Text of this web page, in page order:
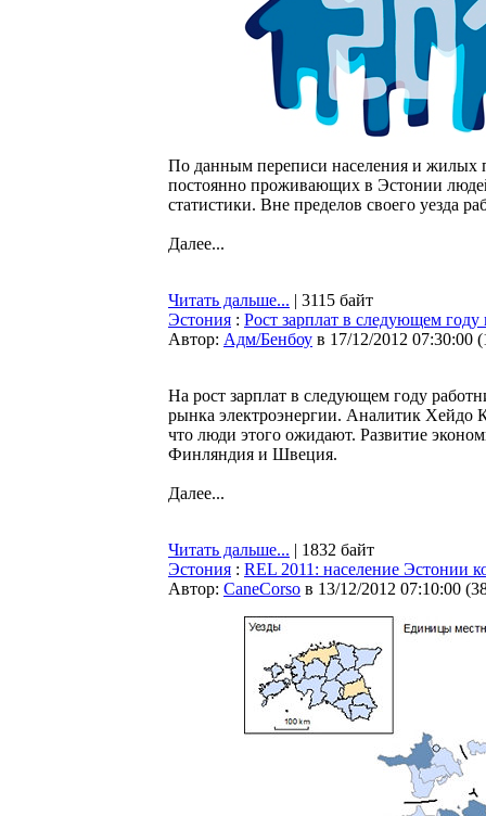
По данным переписи населения и жилых
постоянно проживающих в Эстонии
статистики. Вне пределов своего уезда
Далее...
Читать дальше... | 3115 байт
Эстония : Рост зарплат в следующем
Автор: Адм/Бенбоу в 17/12/2012 07:30:00 (
На рост зарплат в следующем году
рынка электроэнергии. Аналитик Хейдо
что люди этого ожидают. Развитие
Финляндия и Швеция.
Далее...
Читать дальше... | 1832 байт
Эстония : REL 2011: население Эстонии
Автор: CaneCorso в 13/12/2012 07:10:00 (